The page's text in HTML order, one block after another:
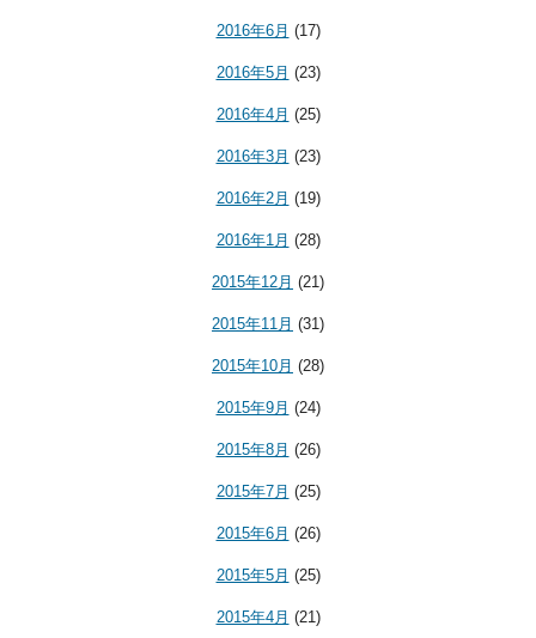
2016年6月 (17)
2016年5月 (23)
2016年4月 (25)
2016年3月 (23)
2016年2月 (19)
2016年1月 (28)
2015年12月 (21)
2015年11月 (31)
2015年10月 (28)
2015年9月 (24)
2015年8月 (26)
2015年7月 (25)
2015年6月 (26)
2015年5月 (25)
2015年4月 (21)